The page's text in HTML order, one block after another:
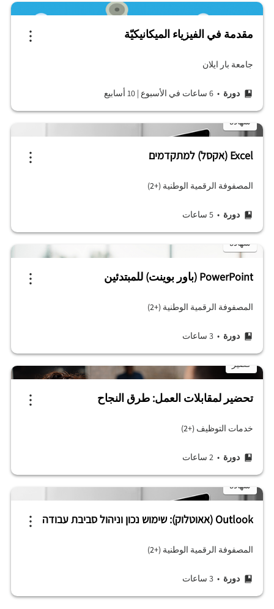
مقدمة في الفيزياء الميكانيكيّة
جامعة بار ايلان
دورة • 6 ساعات في الأسبوع |
شهادة
Excel (אקסל) למתקדמים
المصفوفة الرقمية الوطنية (+2)
دورة • 5 ساعات
شهادة
PowerPoint (باور بوينت) للمبتدئين
المصفوفة الرقمية الوطنية (+2)
دورة • 3 ساعات
قصير
تحضير لمقابلات العمل: طرق النجاح
خدمات التوظيف (+2)
دورة • 2 ساعات
شهادة
Outlook (אאוטלוק): שימוש נכון וניהול סביבת עבודה
المصفوفة الرقمية الوطنية (+2)
دورة • 3 ساعات